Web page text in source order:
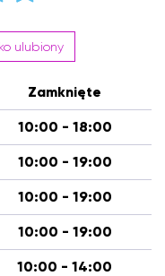
ulubiony
Zamknięte
10:00 - 18:00
10:00 - 19:00
10:00 - 19:00
10:00 - 19:00
10:00 - 14:00